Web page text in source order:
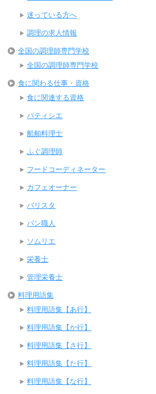
迷っている方へ
調理の求人情報
全国の調理師専門学校
全国の調理師専門学校
食に関わる仕事・資格
食に関連する資格
パティシエ
船舶料理士
ふぐ調理師
フードコーディネーター
カフェオーナー
バリスタ
パン職人
ソムリエ
栄養士
管理栄養士
料理用語集
料理用語集【あ行】
料理用語集【か行】
料理用語集【さ行】
料理用語集【た行】
料理用語集【な行】